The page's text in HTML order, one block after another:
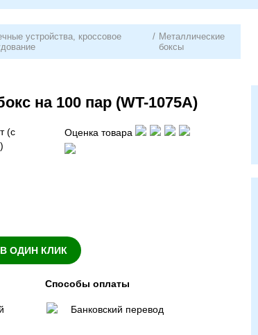
устройства, кроссовое
/ Металлические
боксы
на 100 пар (WT-1075A)
(с
Оценка товара
ОДИН КЛИК
Способы оплаты
Банковский перевод